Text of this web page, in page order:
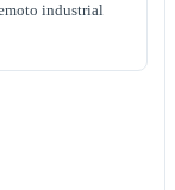
industrial